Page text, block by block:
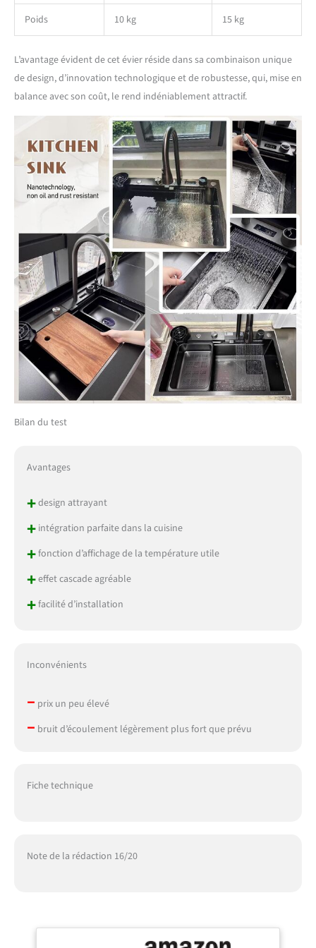
Poids 10 kg 15 kg
L’avantage évident de cet évier réside dans sa combinaison unique
de design, d’innovation technologique et de robustesse, qui, mise en
balance avec son coût, le rend indéniablement attractif.
Bilan du test
Avantages
+design attrayant
+intégration parfaite dans la cuisine
+fonction d’affichage de la température utile
+effet cascade agréable
+facilité d’installation
Inconvénients
– prix un peu élevé
– bruit d’écoulement légèrement plus fort que prévu
Fiche technique
Note de la rédaction 16/20